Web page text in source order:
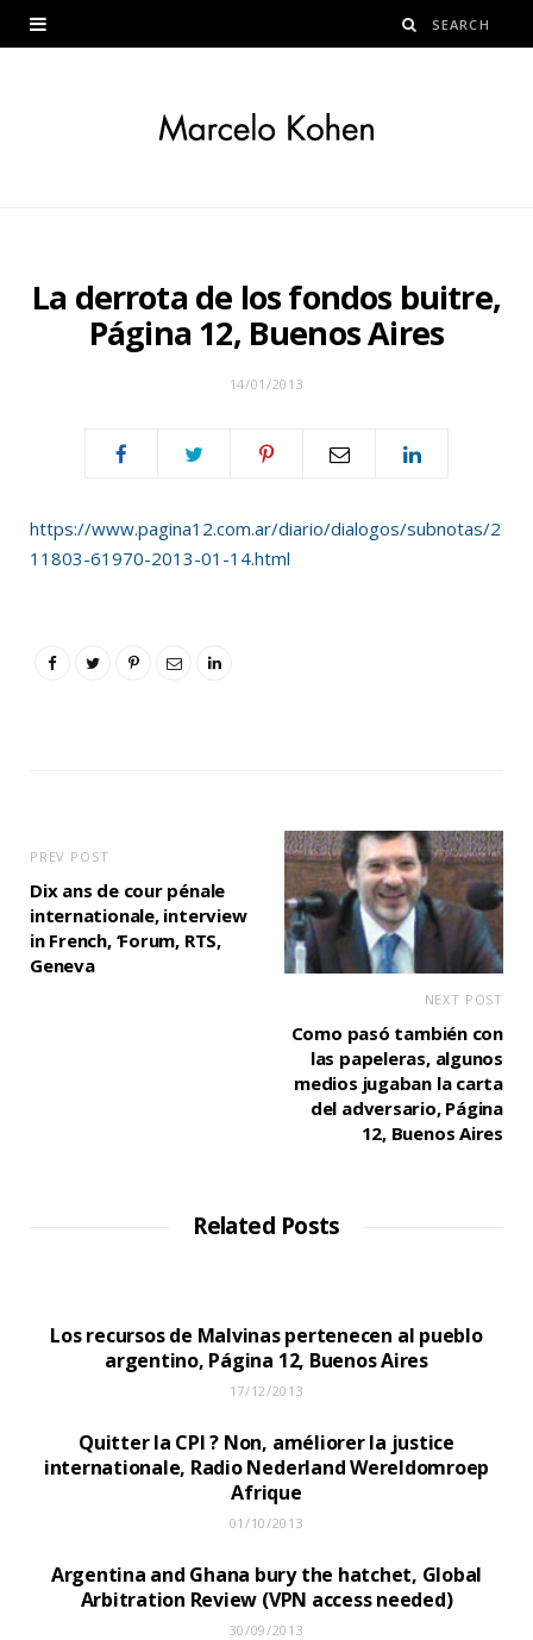
La derrota de los fondos buitre,
Página 12, Buenos Aires
14/01/2013
https://www.pagina12.com.ar/diario/dialogos/subnotas/2
11803-61970-2013-01-14.html
PREV POST
Dix ans de cour pénale
internationale, interview
in French, ‘Forum, RTS,
Geneva
NEXT POST
Como pasó también con
las papeleras, algunos
medios jugaban la carta
del adversario, Página
12, Buenos Aires
Related Posts
Los recursos de Malvinas pertenecen al pueblo
argentino, Página 12, Buenos Aires
17/12/2013
Quitter la CPI ? Non, améliorer la justice
internationale, Radio Nederland Wereldomroep
Afrique
01/10/2013
Argentina and Ghana bury the hatchet, Global
Arbitration Review (VPN access needed)
30/09/2013